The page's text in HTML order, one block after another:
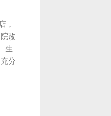
，
改
生
分